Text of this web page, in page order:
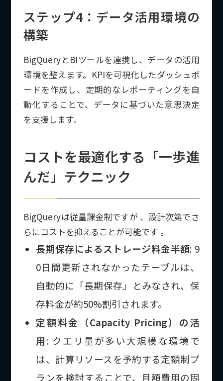
ステップ4：データ活用環境の
構築
BigQueryとBIツールを連携し、データの活用
環境を整えます。KPIを可視化したダッシュボ
ードを作成し、定期的なレポーティングを自
動化することで、データに基づいた意思決定
を支援します。
コストを最適化する「一歩進
んだ」テクニック
BigQueryは従量課金制ですが 、設計次第でさ
らにコストを抑えることが可能です 。
長期保存によるストレージ料金半額: 9
0日間更新されなかったテーブルは、
自動的に「長期保存」とみなされ、保
存料金が約50%割引されます。
定額料金（Capacity Pricing）の活
用 : クエリ量が多い大規模な環境で
は、計算リソースを予約する定額制プ
ランを検討することで、月額費用の固